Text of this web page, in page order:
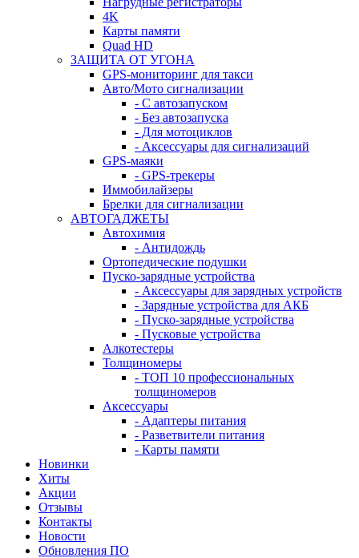
4K
Карты памяти
Quad HD
ЗАЩИТА ОТ УГОНА
GPS-мониторинг для такси
Авто/Мото сигнализации
- С автозапуском
- Без автозапуска
- Для мотоциклов
- Аксессуары для сигнализаций
GPS-маяки
- GPS-трекеры
Иммобилайзеры
Брелки для сигнализации
АВТОГАДЖЕТЫ
Автохимия
- Антидождь
Ортопедические подушки
Пуско-зарядные устройства
- Аксессуары для зарядных устройств
- Зарядные устройства для АКБ
- Пуско-зарядные устройства
- Пусковые устройства
Алкотестеры
Толщиномеры
- ТОП 10 профессиональных
толщиномеров
Аксессуары
- Адаптеры питания
- Разветвители питания
- Карты памяти
Новинки
Хиты
Акции
Отзывы
Контакты
Новости
Обновления ПО